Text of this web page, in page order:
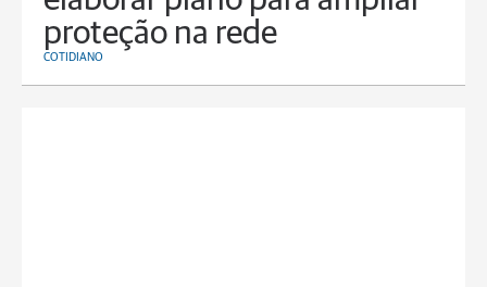
proteção na rede
COTIDIANO